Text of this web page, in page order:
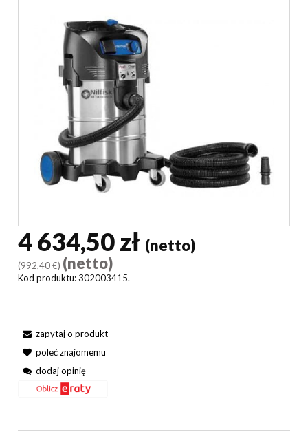
4 634,50 zł (netto)
(992,40 €) (netto)
Kod produktu:302003415.
zapytaj o produkt
poleć znajomemu
dodaj opinię